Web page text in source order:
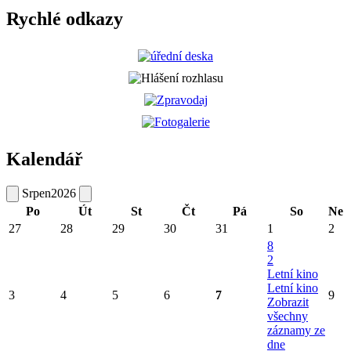
Rychlé odkazy
Kalendář
Srpen2026
Po
Út St Čt Pá So
Ne
27
28 29 30 31 1 2
3 4 5 6 7
8
2
Letní kino
Letní kino
Zobrazit
všechny
záznamy ze
dne
9